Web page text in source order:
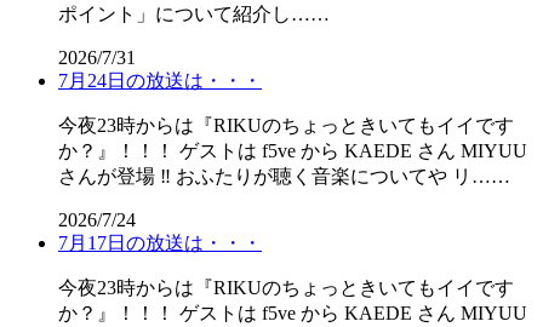
ポイント」について紹介し……
2026/7/31
7月24日の放送は・・・
今夜23時からは『RIKUのちょっときいてもイイです
か？』！！！ ゲストは f5ve から KAEDE さん MIYUU
さんが登場 ‼️ おふたりが聴く音楽についてや リ……
2026/7/24
7月17日の放送は・・・
今夜23時からは『RIKUのちょっときいてもイイです
か？』！！！ ゲストは f5ve から KAEDE さん MIYUU